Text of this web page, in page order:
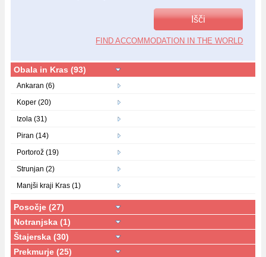
FIND ACCOMMODATION IN THE WORLD
Obala in Kras (93)
Ankaran (6)
Koper (20)
Izola (31)
Piran (14)
Portorož (19)
Strunjan (2)
Manjši kraji Kras (1)
Posočje (27)
Notranjska (1)
Štajerska (30)
Prekmurje (25)